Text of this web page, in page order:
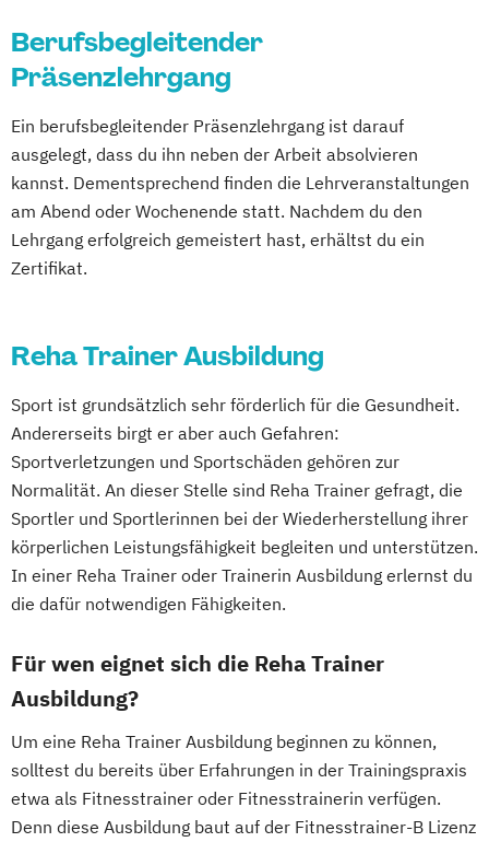
Fachkraft für Betriebliches
Gesundheitsmanagement
Fachwirt/in für Prävention und
Gesundheitsförderung (IHK)
Fachwirt/in im Gesundheits- und
Sozialwesen (IHK)
Food Coach
Geprüfter Fachwirt für Prävention und
Geprüfter Fachwirt im Betrieblichen
Gesundheitsmanagement
Gesundheitscoach
Heilpraktiker - Vorbereitung auf die
amtsärztliche Überprüfung
Ketogene Ernährung
Kindersport Trainer
Krankheitsbilder im Gesundheitssport
Spiroergometrie im Gesundheitssport
Sportmentaltrainer
Stress- und Burnout-Coach
Wellness- und Spa-Management
Kursleiter Autogenes Training
Mental Coach
Stressmanagement Trainer
Berufsbegleitender
Präsenzlehrgang
Ein berufsbegleitender Präsenzlehrgang ist darauf
ausgelegt, dass du ihn neben der Arbeit absolvieren
kannst. Dementsprechend finden die Lehrveranstaltungen
am Abend oder Wochenende statt. Nachdem du den
Lehrgang erfolgreich gemeistert hast, erhältst du ein
Zertifikat.
Reha Trainer Ausbildung
Sport ist grundsätzlich sehr förderlich für die Gesundheit.
Andererseits birgt er aber auch Gefahren:
Sportverletzungen und Sportschäden gehören zur
Normalität. An dieser Stelle sind Reha Trainer gefragt, die
Sportler und Sportlerinnen bei der Wiederherstellung ihrer
körperlichen Leistungsfähigkeit begleiten und unterstützen.
In einer Reha Trainer oder Trainerin Ausbildung erlernst du
die dafür notwendigen Fähigkeiten.
Für wen eignet sich die Reha Trainer
Ausbildung?
Um eine Reha Trainer Ausbildung beginnen zu können,
solltest du bereits über Erfahrungen in der Trainingspraxis
etwa als Fitnesstrainer oder Fitnesstrainerin verfügen.
Denn diese Ausbildung baut auf der Fitnesstrainer-B Lizenz